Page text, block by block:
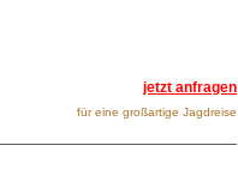
jetzt anfragen
für eine großartige Jagdreise